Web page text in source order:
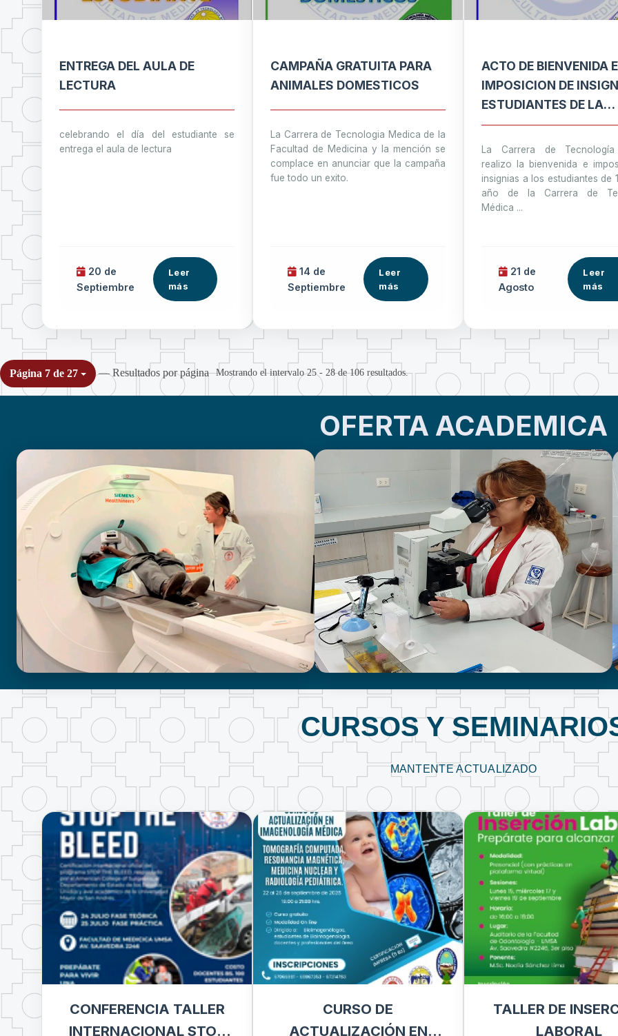
ENTREGA DEL AULA DE
LECTURA
celebrando el día del estudiante se
entrega el aula de lectura
20 de
Septiembre
Leer
más
CAMPAÑA GRATUITA PARA
ANIMALES DOMESTICOS
La Carrera de Tecnologia Medica de la
Facultad de Medicina y la mención se
complace en anunciar que la campaña
fue todo un exito.
14 de
Septiembre
Leer
más
ACTO DE BIENVENIDA E
IMPOSICION DE
ESTUDIANTES DE LA
CARRERA DE
MEDICA
La Carrera de Tecnología
realizo la bienvenida e
insignias a los estudiantes de
año de la Carrera de
Médica ...
21 de
Agosto
Leer
más
Página 7 de 27 — Resultados por página Mostrando el intervalo 25 - 28 de 106 resultados.
OFERTA ACADEMICA
BIOIMAGENOLOGÍA LABORATORIO CLÍNICO
CURSOS Y
MANTENTE ACTUALIZADO
CONFERENCIA TALLER
INTERNACIONAL STOP
CURSO DE
ACTUALIZACIÓN EN
TALLER DE
LABORAL